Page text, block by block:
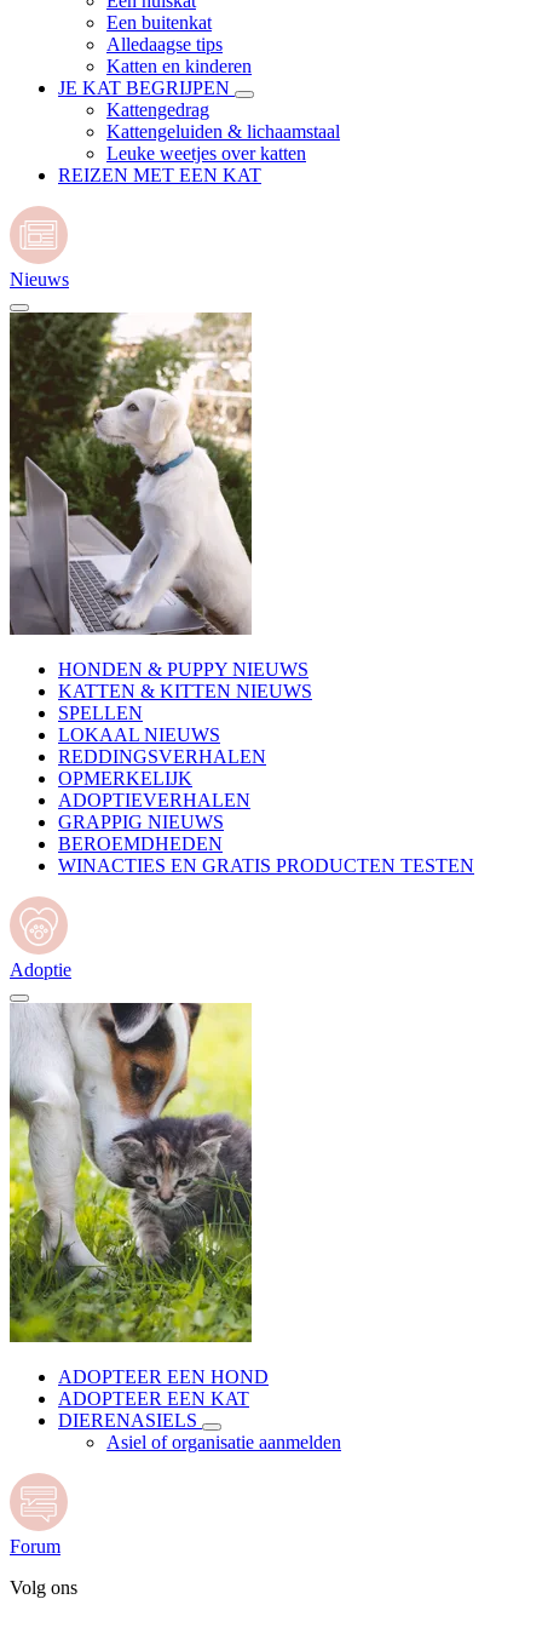
Een buitenkat
Alledaagse tips
Katten en kinderen
JE KAT BEGRIJPEN
Kattengedrag
Kattengeluiden & lichaamstaal
Leuke weetjes over katten
REIZEN MET EEN KAT
Nieuws
HONDEN & PUPPY NIEUWS
KATTEN & KITTEN NIEUWS
SPELLEN
LOKAAL NIEUWS
REDDINGSVERHALEN
OPMERKELIJK
ADOPTIEVERHALEN
GRAPPIG NIEUWS
BEROEMDHEDEN
WINACTIES EN GRATIS PRODUCTEN TESTEN
Adoptie
ADOPTEER EEN HOND
ADOPTEER EEN KAT
DIERENASIELS
Asiel of organisatie aanmelden
Forum
Volg ons